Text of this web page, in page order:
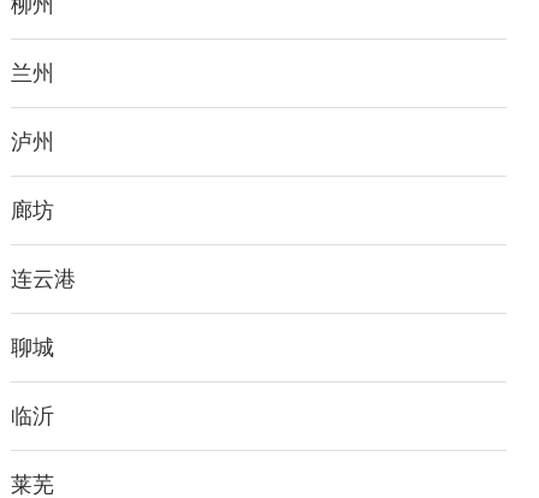
兰州
泸州
廊坊
连云港
聊城
临沂
莱芜